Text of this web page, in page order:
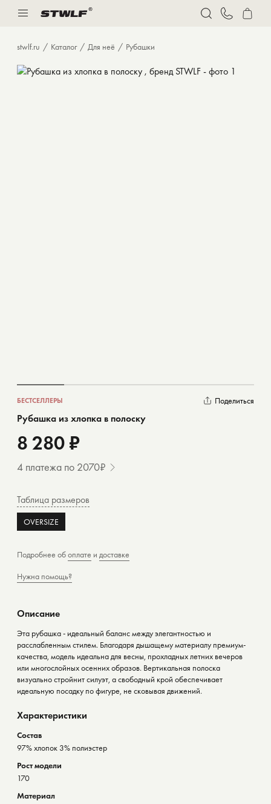
Спорт
Костюмы
Толстовки и худи
stwlf.ru Каталог Для неё Рубашки
Поделиться
БЕСТСЕЛЛЕРЫ
Рубашка из хлопка в полоску
8 280 ₽
4 платежа по 2070₽
Таблица размеров
OVERSIZE
Подробнее обоплате и доставке
Нужна помощь?
Описание
Эта рубашка - идеальный баланс между элегантностью и
расслабленным стилем. Благодаря дышащему материалу премиум-
качества, модель идеальна для весны, прохладных летних вечеров
или многослойных осенних образов. Вертикальная полоска
визуально стройнит силуэт, а свободный крой обеспечивает
идеальную посадку по фигуре, не сковывая движений.
Характеристики
Состав
97% хлопок 3% полиэстер
Рост модели
170
Материал